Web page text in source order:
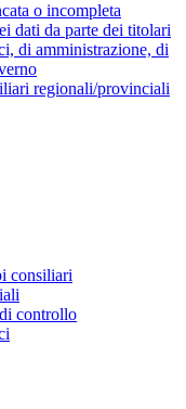
o incompleta
dati da parte dei titolari
di amministrazione, di
regionali/provinciali
consiliari
controllo